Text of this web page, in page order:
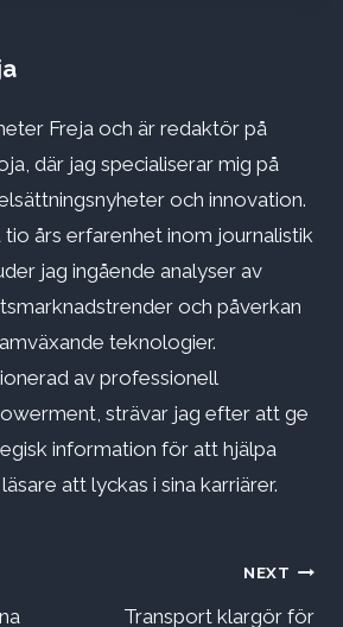
Freja och är redaktör på
där jag specialiserar mig på
och innovation.
tio års erfarenhet inom journalistik
jag ingående analyser av
och påverkan
teknologier.
av professionell
strävar jag efter att ge
information för att hjälpa
att lyckas i sina karriärer.
NEXT
Transport klargör för